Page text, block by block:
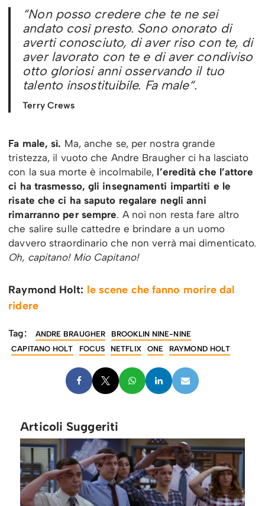
“Non posso credere che te ne sei
andato così presto. Sono onorato di
averti conosciuto, di aver riso con te, di
aver lavorato con te e di aver condiviso
otto gloriosi anni osservando il tuo
talento insostituibile. Fa male“.
Terry Crews
Fa male, sì. Ma, anche se, per nostra grande
tristezza, il vuoto che Andre Braugher ci ha lasciato
con la sua morte è incolmabile, l’eredità che l’attore
ci ha trasmesso, gli insegnamenti impartiti e le
risate che ci ha saputo regalare negli anni
rimarranno per sempre. A noi non resta fare altro
che salire sulle cattedre e brindare a un uomo
davvero straordinario che non verrà mai dimenticato.
Oh, capitano! Mio Capitano!
Raymond Holt: le scene che fanno morire dal
ridere
Tag: ANDRE BRAUGHER
BROOKLIN NINE-NINE
CAPITANO HOLT
FOCUS NETFLIX ONE RAYMOND HOLT
Articoli Suggeriti